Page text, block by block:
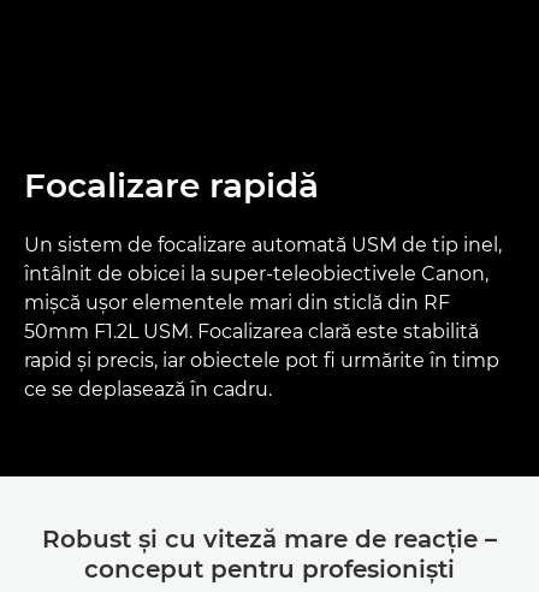
Focalizare rapidă
Un sistem de focalizare automată USM de tip inel,
întâlnit de obicei la super-teleobiectivele Canon,
mişcă uşor elementele mari din sticlă din RF
50mm F1.2L USM. Focalizarea clară este stabilită
rapid şi precis, iar obiectele pot fi urmărite în timp
ce se deplasează în cadru.
Robust şi cu viteză mare de reacţie –
conceput pentru profesionişti